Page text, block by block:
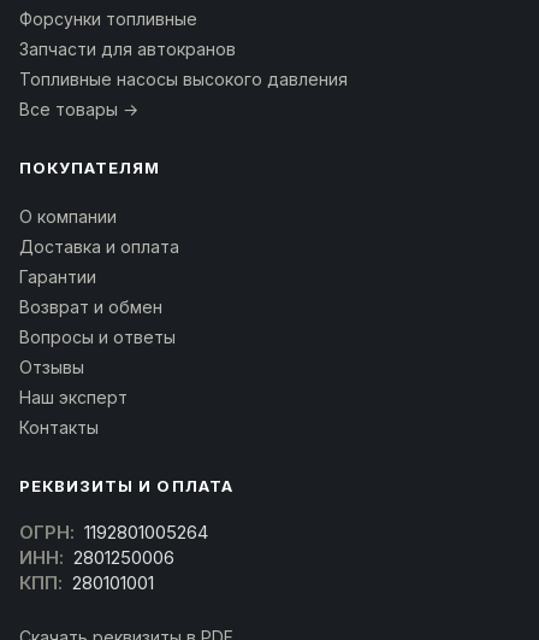
Форсунки топливные
Запчасти для автокранов
Топливные насосы высокого давления
Все товары →
ПОКУПАТЕЛЯМ
О компании
Доставка и оплата
Гарантии
Возврат и обмен
Вопросы и ответы
Отзывы
Наш эксперт
Контакты
РЕКВИЗИТЫ И ОПЛАТА
ОГРН: 1192801005264
ИНН: 2801250006
КПП: 280101001